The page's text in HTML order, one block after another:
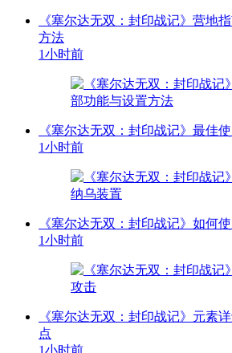
《塞尔达无双：封印战记》营地
方法
1小时前
《塞尔达无双：封印战记》最佳
1小时前
《塞尔达无双：封印战记》如何
1小时前
《塞尔达无双：封印战记》元素
点